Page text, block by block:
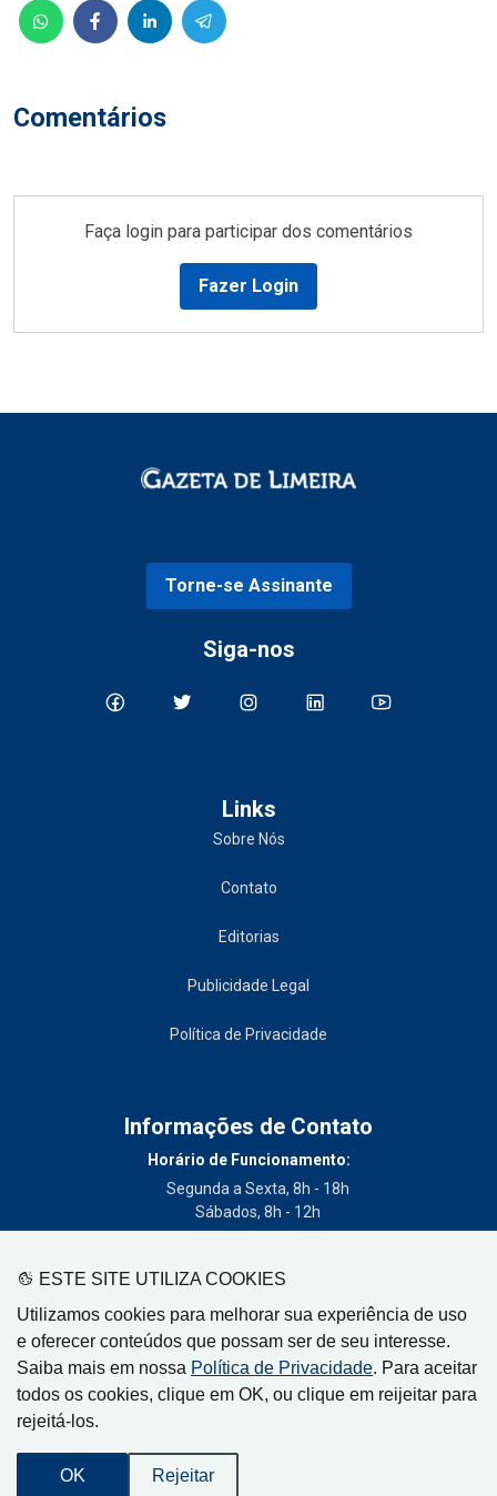
ESTE SITE UTILIZA COOKIES
Utilizamos cookies para melhorar sua experiência de uso
e oferecer conteúdos que possam ser de seu interesse.
Saiba mais em nossa Política de Privacidade. Para aceitar
todos os cookies, clique em OK, ou clique em reijeitar para
rejeitá-los.
OK Rejeitar
Comentários
Faça login para participar dos comentários
Fazer Login
Torne-se Assinante
Siga-nos
Links
Sobre Nós
Contato
Editorias
Publicidade Legal
Política de Privacidade
Informações de Contato
Horário de Funcionamento:
Segunda a Sexta, 8h - 18h
Sábados, 8h - 12h
(19) 3404-3700
Circulação:
Limeira - SP, Artur Nogueira - SP, Cordeirópolis - SP,
Engenheiro Coelho - SP, Iracemápolis - SP
CEP: 13480-005 - Centro - Limeira-SP